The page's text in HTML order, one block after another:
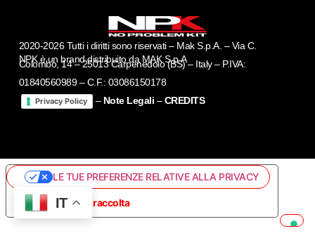
NPK è un brand distribuito da MAK S.p.A
2020-2026 Tutti i diritti sono riservati – Mak S.p.A. – Via C.
Colombo, 14 – 25013 Carpenedolo (BS) – Italy – P.IVA:
01840560989 – C.F.: 03086150178
Privacy Policy – Note Legali –CREDITS
IT
Informativa sulla raccolta
LE TUE PREFERENZE RELATIVE ALLA PRIVACY